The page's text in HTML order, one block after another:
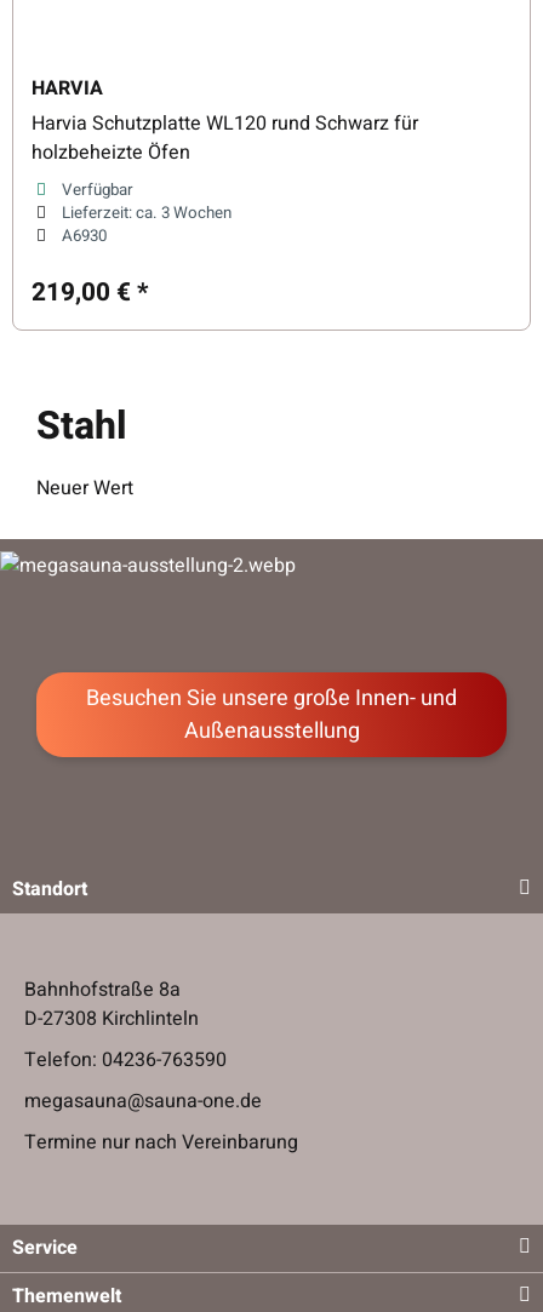
HARVIA
Harvia Schutzplatte WL120 rund Schwarz für
holzbeheizte Öfen
Verfügbar
Lieferzeit:ca. 3 Wochen
A6930
219,00 €*
Stahl
Neuer Wert
Besuchen Sie unsere große Innen- und
Außenausstellung
Standort
Bahnhofstraße 8a
D-27308 Kirchlinteln
Telefon: 04236-763590
megasauna@sauna-one.de
Termine nur nach Vereinbarung
Service
Themenwelt